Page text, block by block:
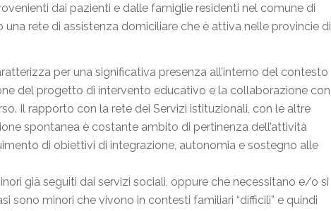
dai pazienti e dalle famiglie residenti nel comune di
rete di assistenza domiciliare che è attiva nelle provincie di
per una significativa presenza all’interno del contesto
del progetto di intervento educativo e la collaborazione con
Il rapporto con la rete dei Servizi istituzionali, con le altre
spontanea è costante ambito di pertinenza dell’attività
di obiettivi di integrazione, autonomia e sostegno alle
già seguiti dai servizi sociali, oppure che necessitano e/o si
sono minori che vivono in contesti familiari “difficili” e quindi